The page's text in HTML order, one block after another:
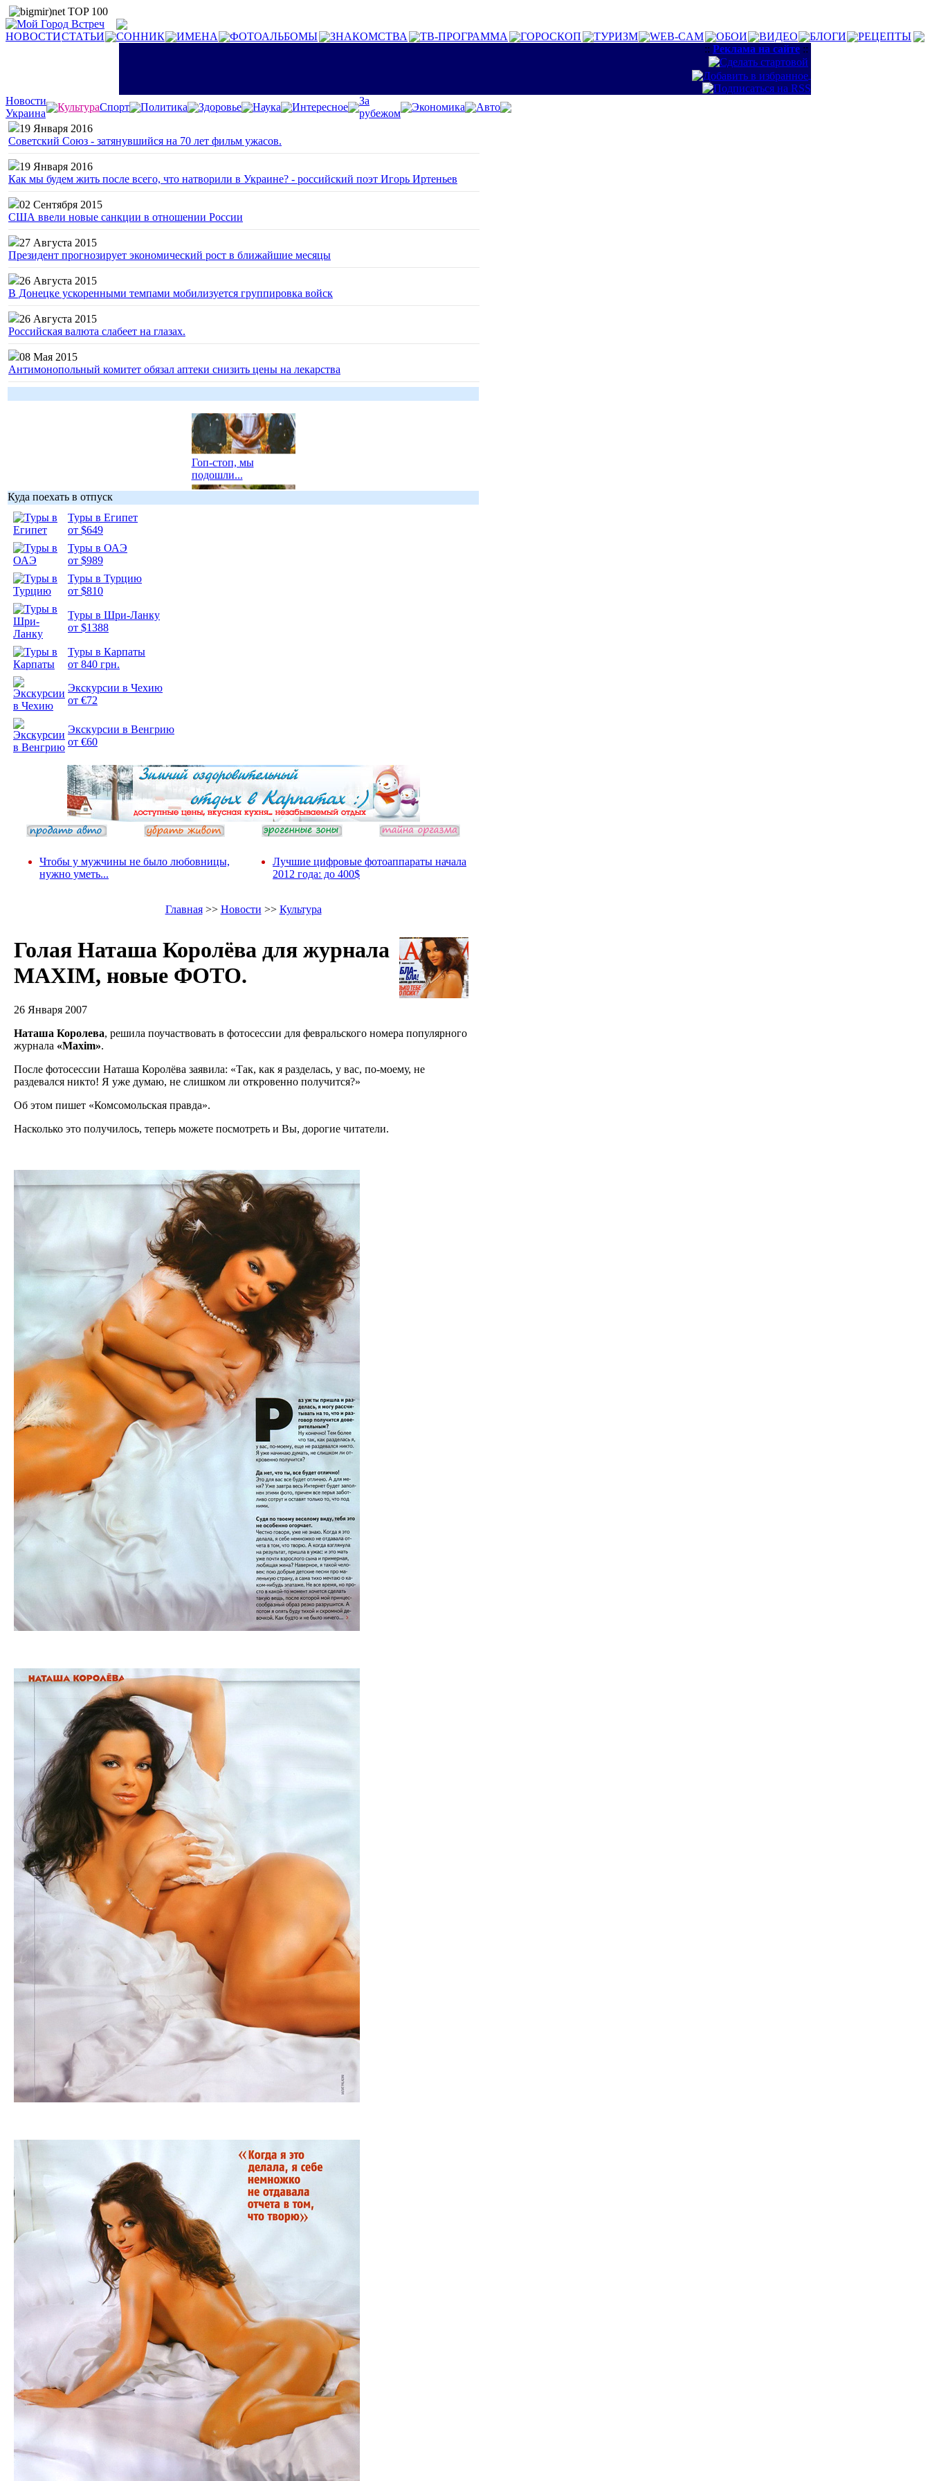
НОВОСТИСТАТЬИ СОННИК ИМЕНА ФОТОАЛЬБОМЫ ЗНАКОМСТВА ТВ-ПРОГРАММА ГОРОСКОП ТУРИЗМ WEB-CAM ОБОИ ВИДЕО БЛОГИ
РЕЦЕПТЫ
:: Реклама на сайте ::
Новости
Украина
КультураСпорт Политика Здоровье Наука Интересное
За
рубежом
Экономика
Авто
19 Января 2016
Советский Союз - затянувшийся на 70 лет фильм ужасов.
19 Января 2016
Как мы будем жить после всего, что натворили в Украине? - российский поэт Игорь Иртеньев
02 Сентября 2015
США ввели новые санкции в отношении России
27 Августа 2015
Президент прогнозирует экономический рост в ближайшие месяцы
26 Августа 2015
В Донецке ускоренными темпами мобилизуется группировка войск
26 Августа 2015
Российская валюта слабеет на глазах.
08 Мая 2015
Антимонопольный комитет обязал аптеки снизить цены на лекарства
Гоп-стоп, мы
подошли...
Куда поехать в отпуск
Туры в Египет
от $649
Туры в ОАЭ
от $989
Туры в Турцию
от $810
Туры в Шри-Ланку
от $1388
Туры в Карпаты
от 840 грн.
Экскурсии в Чехию
от €72
Экскурсии в Венгрию
от €60
Чтобы у мужчины не было любовницы,
нужно уметь...
Лучшие цифровые фотоаппараты начала
2012 года: до 400$
Главная>> Новости >> Культура
Голая Наташа Королёва для журнала
MAXIM, новые ФОТО.
26 Января 2007
Наташа Королева, решила поучаствовать в фотосессии для февральского номера популярного
журнала «Maxim».
После фотосессии Наташа Королёва заявила: «Так, как я разделась, у вас, по-моему, не
раздевался никто! Я уже думаю, не слишком ли откровенно получится?»
Об этом пишет «Комсомольская правда».
Насколько это получилось, теперь можете посмотреть и Вы, дорогие читатели.